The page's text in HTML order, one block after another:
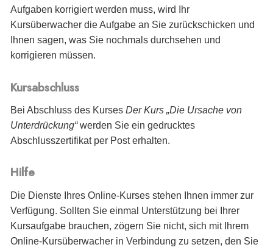
Aufgaben korrigiert werden muss, wird Ihr
Kursüberwacher die Aufgabe an Sie zurückschicken und
Ihnen sagen, was Sie nochmals durchsehen und
korrigieren müssen.
Kursabschluss
Bei Abschluss des Kurses Der Kurs „Die Ursache von
Unterdrückung“werden Sie ein gedrucktes
Abschlusszertifikat per Post erhalten.
Hilfe
Die Dienste Ihres Online-Kurses stehen Ihnen immer zur
Verfügung. Sollten Sie einmal Unterstützung bei Ihrer
Kursaufgabe brauchen, zögern Sie nicht, sich mit Ihrem
Online-Kursüberwacher in Verbindung zu setzen, den Sie